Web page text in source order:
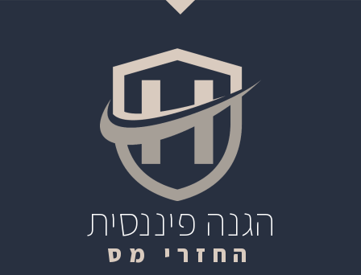
הגנה פיננסית
החזרי מס